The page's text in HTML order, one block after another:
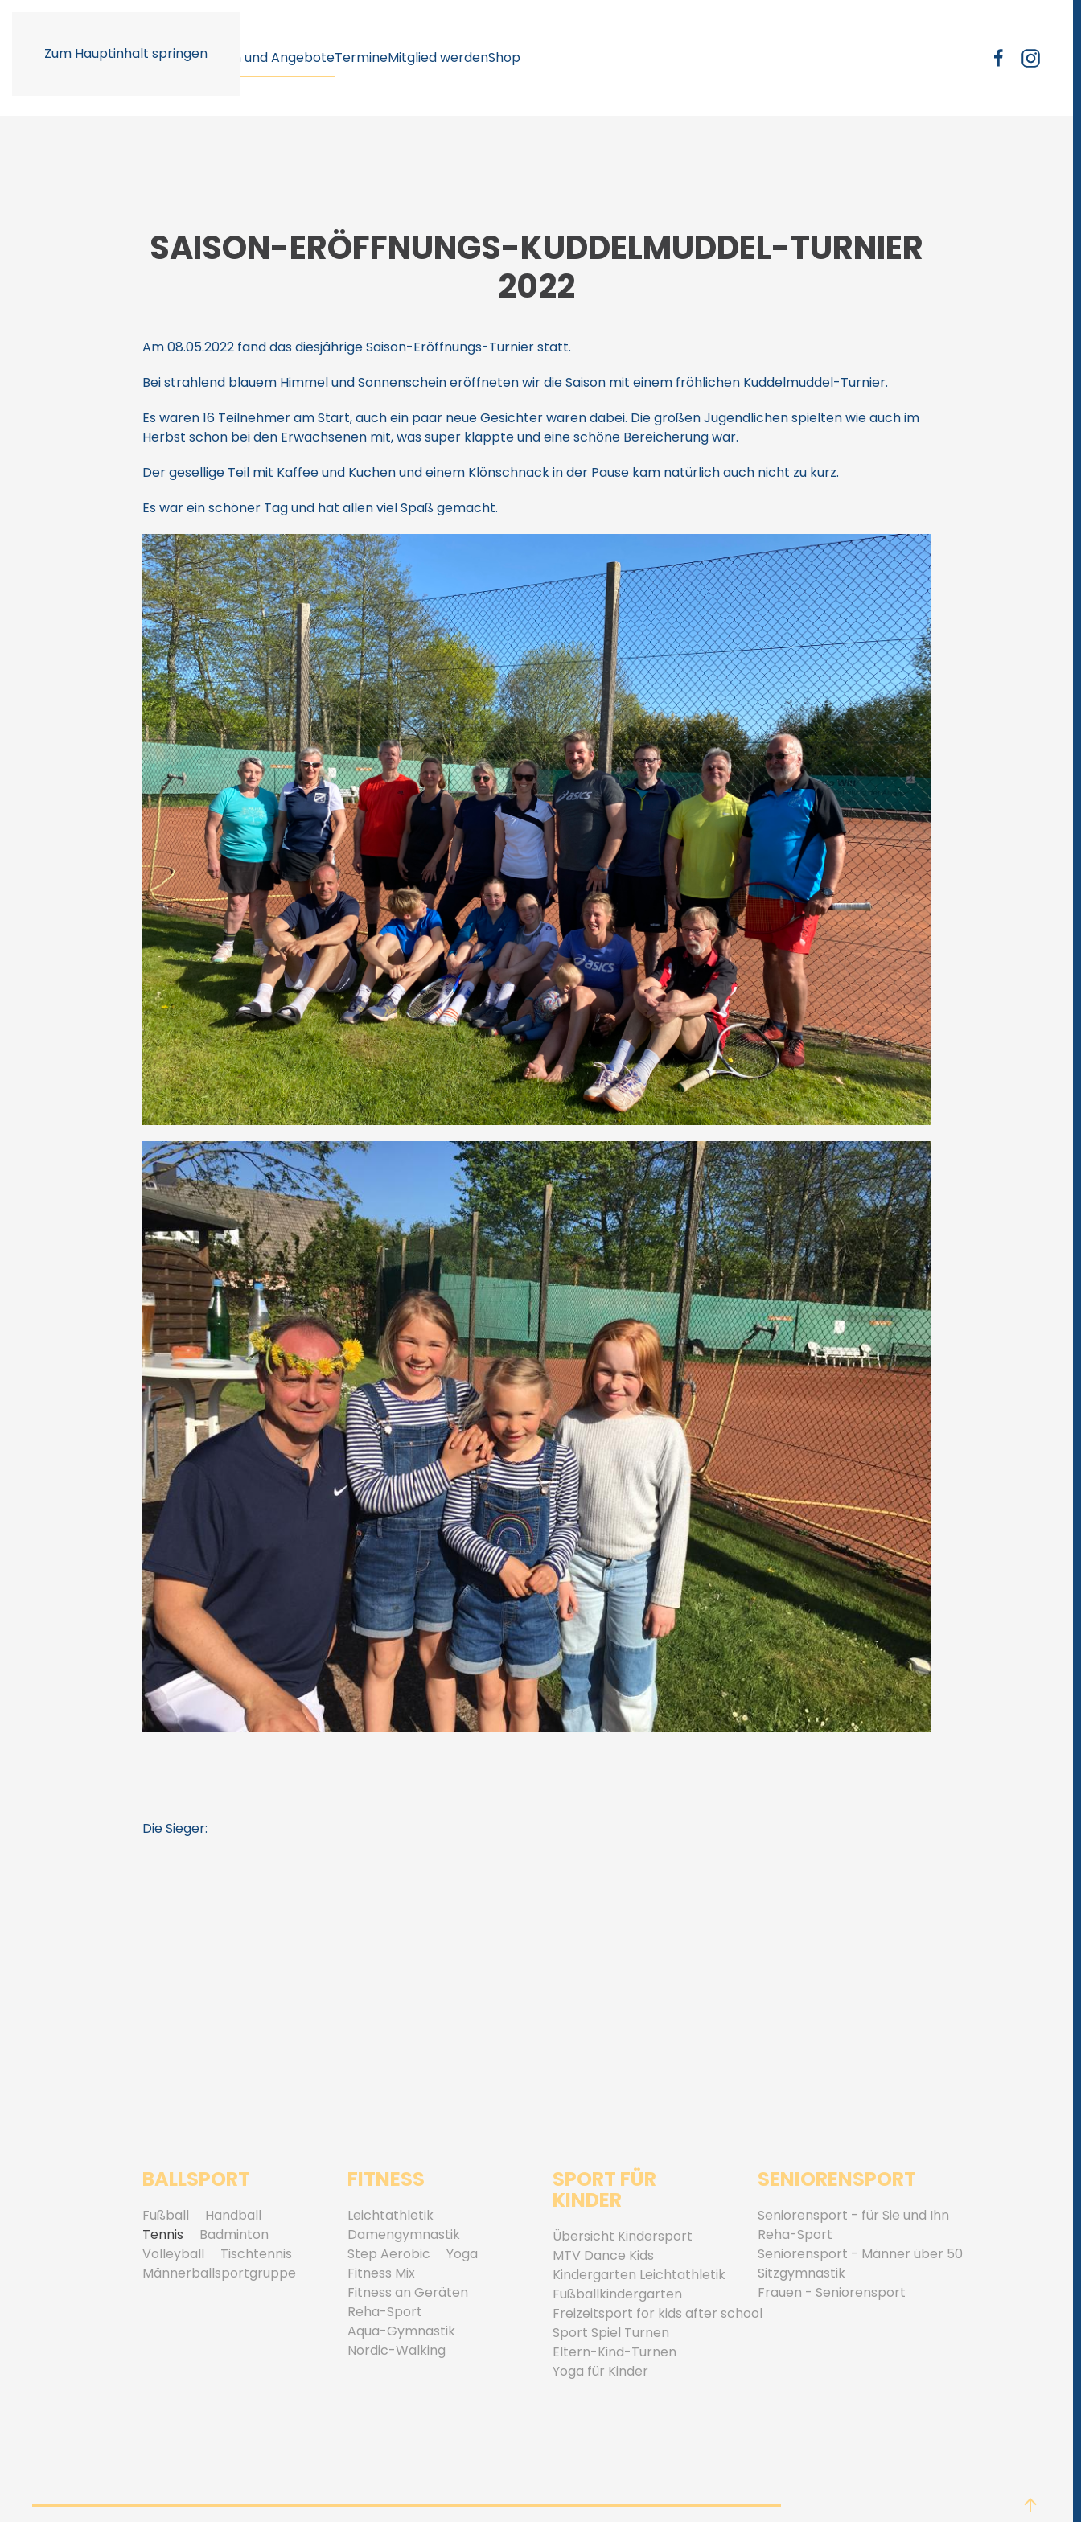
Zum Hauptinhalt springen
Unser VereinAbteilungen und AngeboteTermineMitglied werdenShop
SAISON-ERÖFFNUNGS-KUDDELMUDDEL-TURNIER
2022
Am 08.05.2022 fand das diesjährige Saison-Eröffnungs-Turnier statt.
Bei strahlend blauem Himmel und Sonnenschein eröffneten wir die Saison mit einem fröhlichen Kuddelmuddel-Turnier.
Es waren 16 Teilnehmer am Start, auch ein paar neue Gesichter waren dabei. Die großen Jugendlichen spielten wie auch im
Herbst schon bei den Erwachsenen mit, was super klappte und eine schöne Bereicherung war.
Der gesellige Teil mit Kaffee und Kuchen und einem Klönschnack in der Pause kam natürlich auch nicht zu kurz.
Es war ein schöner Tag und hat allen viel Spaß gemacht.
Die Sieger:
BALLSPORT
Fußball
Handball
Tennis
Badminton
Volleyball
Tischtennis
Männerballsportgruppe
FITNESS
Leichtathletik
Damengymnastik
Step Aerobic
Yoga
Fitness Mix
Fitness an Geräten
Reha-Sport
Aqua-Gymnastik
Nordic-Walking
SPORT FÜR
KINDER
Übersicht Kindersport
MTV Dance Kids
Kindergarten Leichtathletik
Fußballkindergarten
Freizeitsport for kids after school
Sport Spiel Turnen
Eltern-Kind-Turnen
Yoga für Kinder
SENIORENSPORT
Seniorensport - für Sie und Ihn
Reha-Sport
Seniorensport - Männer über 50
Sitzgymnastik
Frauen - Seniorensport